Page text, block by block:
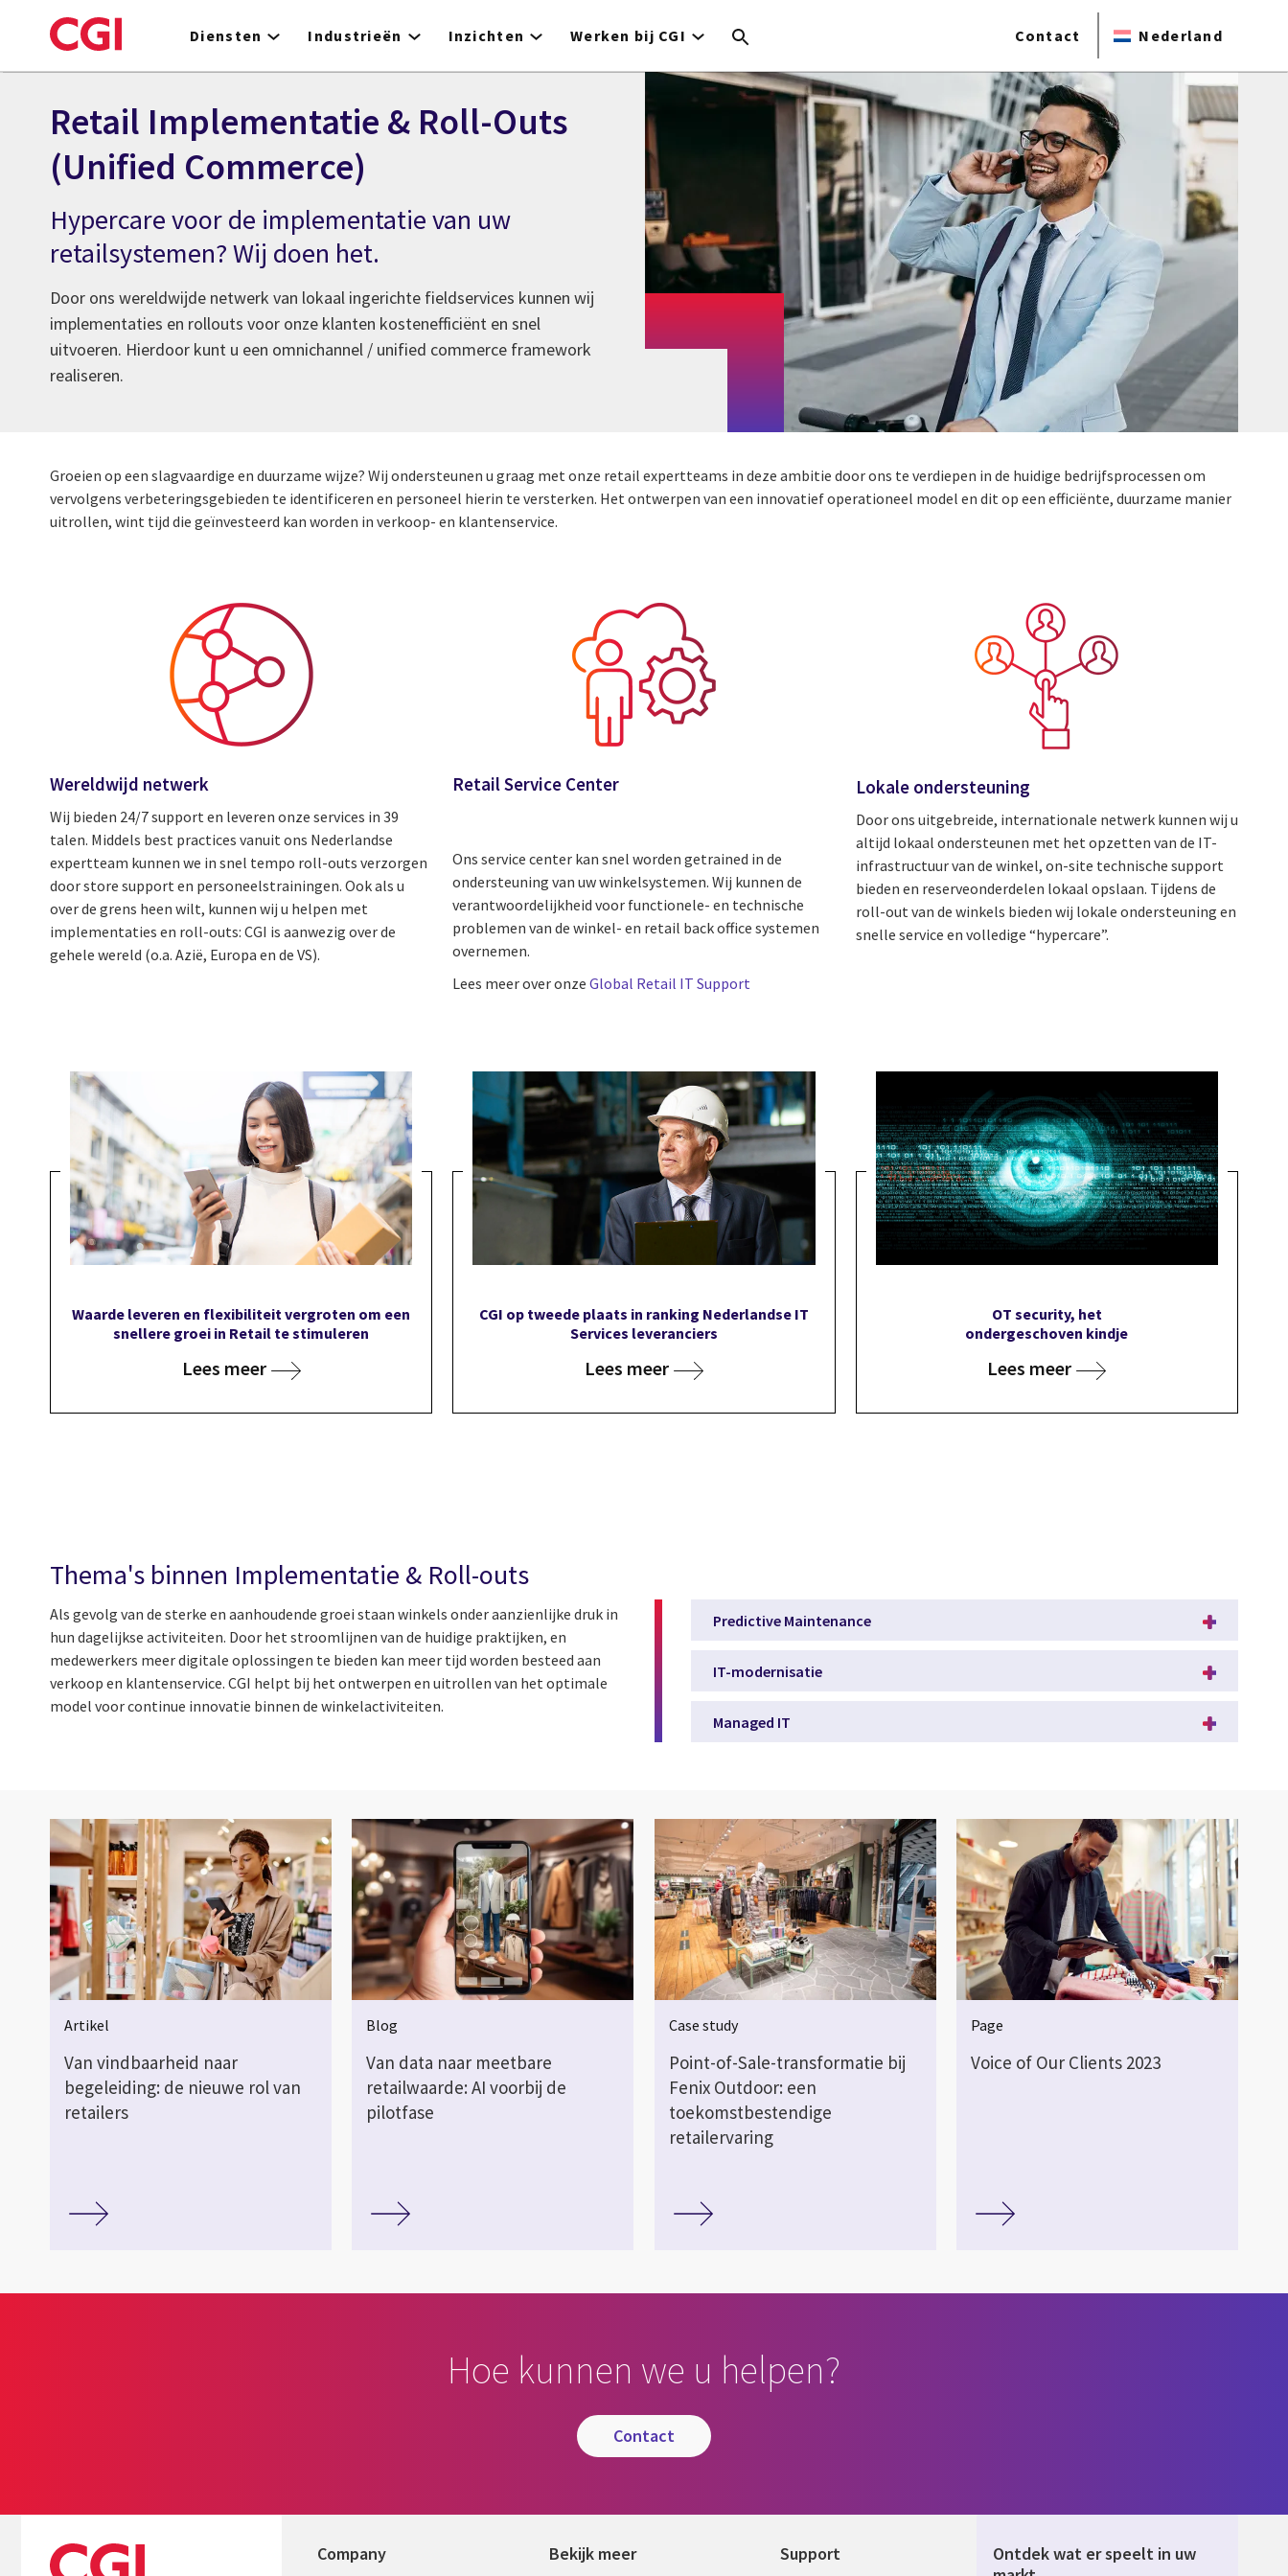
to
Diensten Industrieën Inzichten Werken bij CGI Contact Nederland
Retail Implementatie & Roll-Outs
(Unified Commerce)
Hypercare voor de implementatie van uw
retailsystemen? Wij doen het.
Door ons wereldwijde netwerk van lokaal ingerichte fieldservices kunnen wij
implementaties en rollouts voor onze klanten kostenefficiënt en snel
uitvoeren. Hierdoor kunt u een omnichannel / unified commerce framework
realiseren.
Groeien op een slagvaardige en duurzame wijze? Wij ondersteunen u graag met onze retail expertteams in deze ambitie door ons te verdiepen in de huidige bedrijfsprocessen om
vervolgens verbeteringsgebieden te identificeren en personeel hierin te versterken. Het ontwerpen van een innovatief operationeel model en dit op een efficiënte, duurzame manier
uitrollen, wint tijd die geïnvesteerd kan worden in verkoop- en klantenservice.
Wereldwijd netwerk
Wij bieden 24/7 support en leveren onze services in 39
talen. Middels best practices vanuit ons Nederlandse
expertteam kunnen we in snel tempo roll-outs verzorgen
door store support en personeelstrainingen. Ook als u
over de grens heen wilt, kunnen wij u helpen met
implementaties en roll-outs: CGI is aanwezig over de
gehele wereld (o.a. Azië, Europa en de VS).
Retail Service Center
Ons service center kan snel worden getrained in de
ondersteuning van uw winkelsystemen. Wij kunnen de
verantwoordelijkheid voor functionele- en technische
problemen van de winkel- en retail back office systemen
overnemen.
Lees meer over onzeGlobal Retail IT Support
Lokale ondersteuning
Door ons uitgebreide, internationale netwerk kunnen wij u
altijd lokaal ondersteunen met het opzetten van de IT-
infrastructuur van de winkel, on-site technische support
bieden en reserveonderdelen lokaal opslaan. Tijdens de
roll-out van de winkels bieden wij lokale ondersteuning en
snelle service en volledige “hypercare”.
Waarde leveren en flexibiliteit vergroten om een
snellere groei in Retail te stimuleren
Lees meer
CGI op tweede plaats in ranking Nederlandse IT
Services leveranciers
Lees meer
OT security, het
ondergeschoven kindje
Lees meer
Thema's binnen Implementatie & Roll-outs
Als gevolg van de sterke en aanhoudende groei staan winkels onder aanzienlijke druk in
hun dagelijkse activiteiten. Door het stroomlijnen van de huidige praktijken, en
medewerkers meer digitale oplossingen te bieden kan meer tijd worden besteed aan
verkoop en klantenservice. CGI helpt bij het ontwerpen en uitrollen van het optimale
model voor continue innovatie binnen de winkelactiviteiten.
Predictive Maintenance
IT-modernisatie
Managed IT
Artikel
Van vindbaarheid naar
begeleiding: de nieuwe rol van
retailers
Blog
Van data naar meetbare
retailwaarde: AI voorbij de
pilotfase
Case study
Point-of-Sale-transformatie bij
Fenix Outdoor: een
toekomstbestendige
retailervaring
Page
Voice of Our Clients 2023
Hoe kunnen we u helpen?
contact
Company Bekijk meer Support
Ontdek wat er speelt in uw